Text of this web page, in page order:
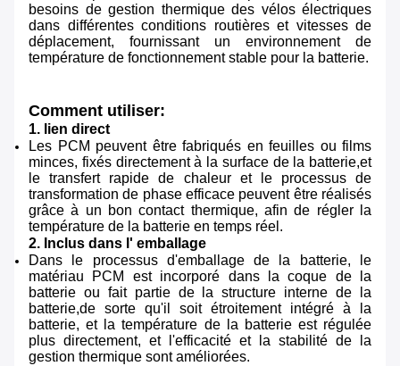
besoins de gestion thermique des vélos électriques
dans différentes conditions routières et vitesses de
déplacement, fournissant un environnement de
température de fonctionnement stable pour la batterie.
Comment utiliser:
1. lien direct
Les PCM peuvent être fabriqués en feuilles ou films
minces, fixés directement à la surface de la batterie,et
le transfert rapide de chaleur et le processus de
transformation de phase efficace peuvent être réalisés
grâce à un bon contact thermique, afin de régler la
température de la batterie en temps réel.
2. Inclus dans l' emballage
Dans le processus d'emballage de la batterie, le
matériau PCM est incorporé dans la coque de la
batterie ou fait partie de la structure interne de la
batterie,de sorte qu'il soit étroitement intégré à la
batterie, et la température de la batterie est régulée
plus directement, et l'efficacité et la stabilité de la
gestion thermique sont améliorées.